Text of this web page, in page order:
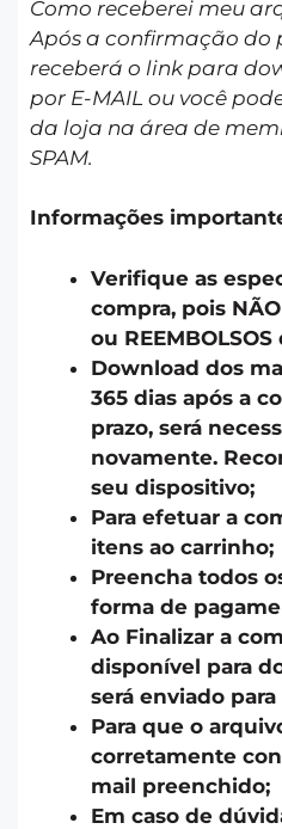
Como receberei meu
Após a confirmação do
receberá o link para
por E-MAIL ou você
da loja na área de
SPAM.
Informações
Verifique as
compra, pois
ou
Download dos
365 dias após a
prazo, será
novamente.
seu dispositivo;
Para efetuar a
itens ao carrinho;
Preencha todos
forma de
Ao Finalizar a
disponível para
será enviado
Para que o
corretamente
mail preenchido;
Em caso de